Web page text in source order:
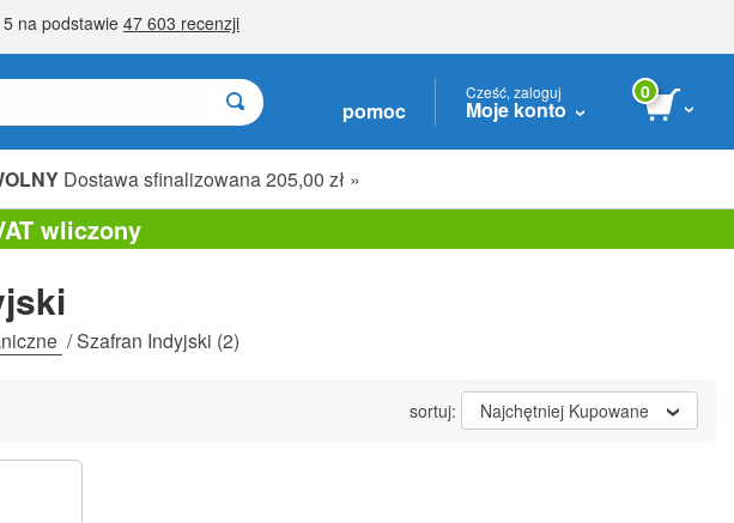
pomoc
Cześć, zaloguj
Moje konto
0
Dostawa sfinalizowana 205,00 zł »
Promocyjne
wliczony
/Szafran Indyjski (2)
sortuj: Najchętniej Kupowane